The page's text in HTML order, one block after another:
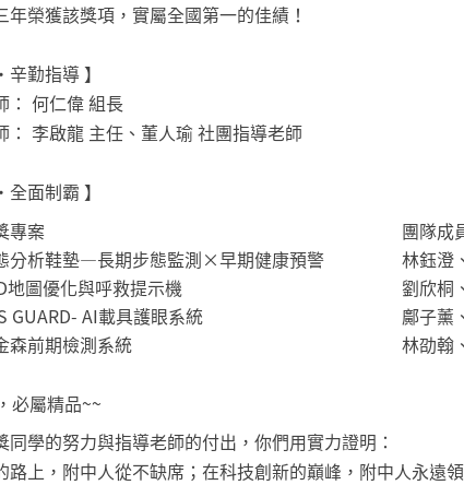
榮獲該獎項，實屬全國第一的佳績！
辛勤指導 】
： 何仁偉 組長
： 李啟龍 主任、董人瑜 社團指導老師
全面制霸 】
專案 團隊成
分析鞋墊—長期步態監測×早期健康預警 林鈺澄
地圖優化與呼救提示機 劉欣桐
GUARD- AI載具護眼系統 鄺子薰
森前期檢測系統 林劭翰
必屬精品~~
同學的努力與指導老師的付出，你們用實力證明：
路上，附中人從不缺席；在科技創新的巔峰，附中人永遠領